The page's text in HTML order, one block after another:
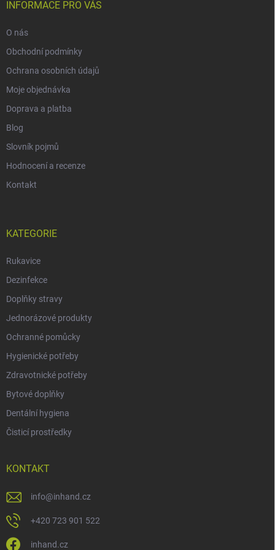
INFORMACE PRO VÁS
O nás
Obchodní podmínky
Ochrana osobních údajů
Moje objednávka
Doprava a platba
Blog
Slovník pojmů
Hodnocení a recenze
Kontakt
KATEGORIE
Rukavice
Dezinfekce
Doplňky stravy
Jednorázové produkty
Ochranné pomůcky
Hygienické potřeby
Zdravotnické potřeby
Bytové doplňky
Dentální hygiena
Čisticí prostředky
KONTAKT
info@inhand.cz
+420 723 901 522
inhand.cz